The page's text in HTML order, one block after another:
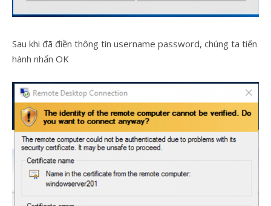
Sau khi đã điền thông tin username password, chúng ta tiến
hành nhấn OK